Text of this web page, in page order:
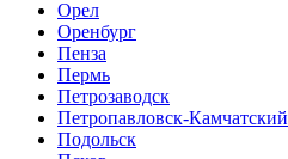
Орел
Оренбург
Пенза
Пермь
Петрозаводск
Петропавловск-Камчатский
Подольск